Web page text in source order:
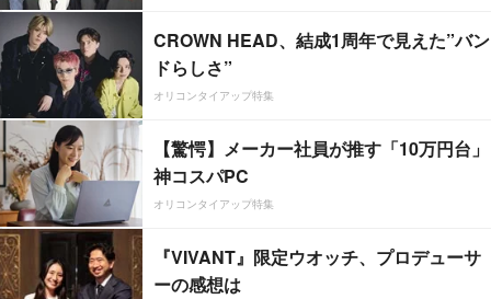
CROWN HEAD、結成1周年で見えた”バン
ドらしさ”
オリコンタイアップ特集
【驚愕】メーカー社員が推す「10万円台」
神コスパPC
オリコンタイアップ特集
『VIVANT』限定ウオッチ、プロデューサ
ーの感想は